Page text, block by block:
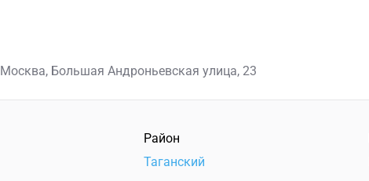
Москва, Большая Андроньевская улица, 23
Район
Таганский